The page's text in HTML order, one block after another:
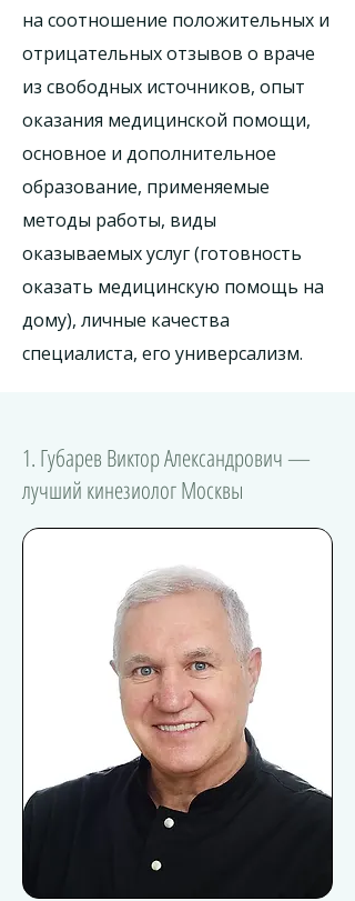
на соотношение положительных и
отрицательных отзывов о враче
из свободных источников, опыт
оказания медицинской помощи,
основное и дополнительное
образование, применяемые
методы работы, виды
оказываемых услуг (готовность
оказать медицинскую помощь на
дому), личные качества
специалиста, его универсализм.
1. Губарев Виктор Александрович —
лучший кинезиолог Москвы